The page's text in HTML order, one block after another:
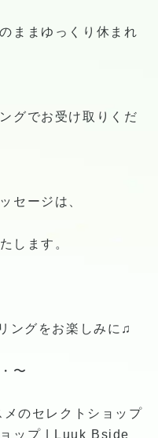
ままゆっくり休まれ
グでお受け取りくだ
セージは、
ます。
ングをお楽しみに♫
〜
のセレクトショップ
ョップ | Luuk Bside